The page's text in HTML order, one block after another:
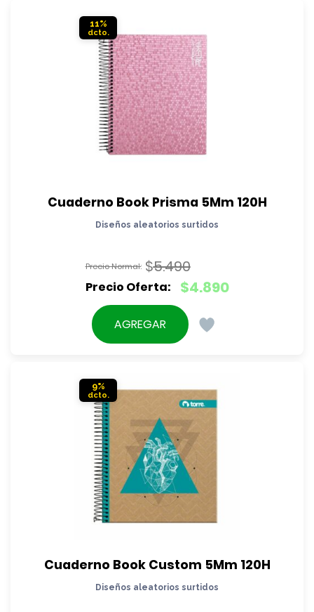
11%
Cuaderno Book Prisma 5Mm 120H
Diseños aleatorios surtidos
$5.490
El
precio
original
$4.890
El
precio
actual
AGREGAR
9%
Cuaderno Book Custom 5Mm 120H
Diseños aleatorios surtidos